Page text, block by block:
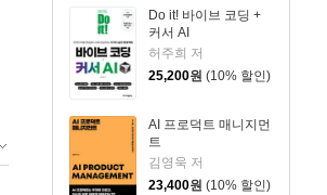
Do it! 바이브 코딩 +
커서 AI
허주희 저
25,200원 (10% 할인)
AI 프로덕트 매니지먼
트
김영욱 저
23,400원 (10% 할인)